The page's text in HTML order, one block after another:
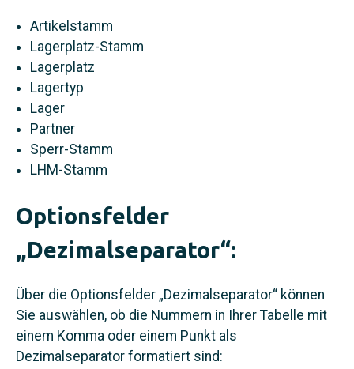
Artikelstamm
Lagerplatz-Stamm
Lagerplatz
Lagertyp
Lager
Partner
Sperr-Stamm
LHM-Stamm
Optionsfelder
„Dezimalseparator“:
Über die Optionsfelder „Dezimalseparator“ können
Sie auswählen, ob die Nummern in Ihrer Tabelle mit
einem Komma oder einem Punkt als
Dezimalseparator formatiert sind: